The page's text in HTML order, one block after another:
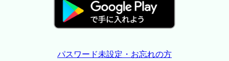
パスワード未設定・お忘れの方